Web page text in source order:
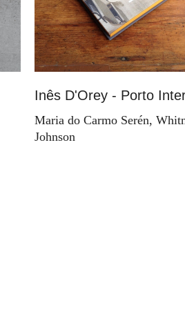
Inês D'Orey - Porto
Maria do Carmo Serén,
Johnson